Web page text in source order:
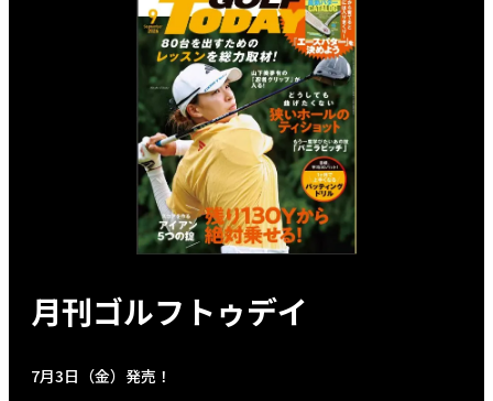
月刊ゴルフトゥデイ
7月3日（金）発売！